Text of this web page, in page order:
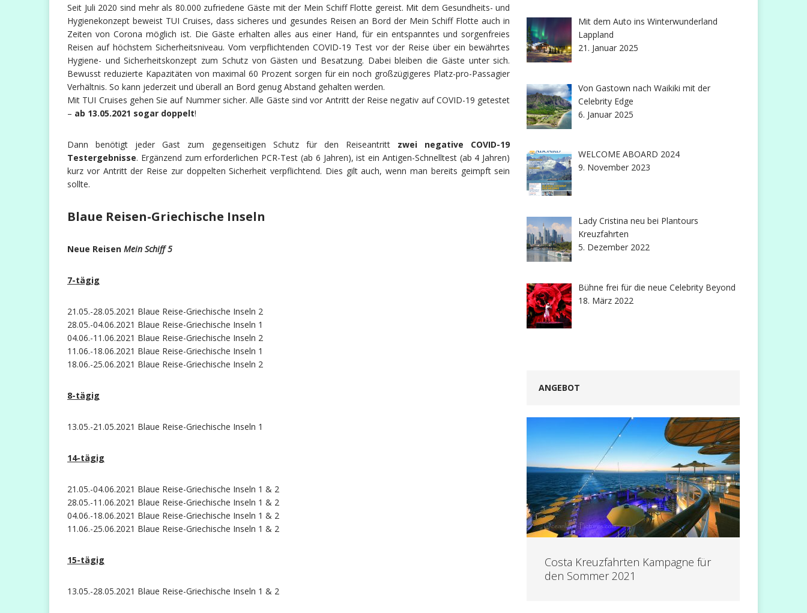
Seit Juli 2020 sind mehr als 80.000 zufriedene Gäste mit der Mein Schiff Flotte gereist. Mit dem Gesundheits- und
Hygienekonzept beweist TUI Cruises, dass sicheres und gesundes Reisen an Bord der Mein Schiff Flotte auch in
Zeiten von Corona möglich ist. Die Gäste erhalten alles aus einer Hand, für ein entspanntes und sorgenfreies
Reisen auf höchstem Sicherheitsniveau. Vom verpflichtenden COVID-19 Test vor der Reise über ein bewährtes
Hygiene- und Sicherheitskonzept zum Schutz von Gästen und Besatzung. Dabei bleiben die Gäste unter sich.
Bewusst reduzierte Kapazitäten von maximal 60 Prozent sorgen für ein noch großzügigeres Platz-pro-Passagier
Verhältnis. So kann jederzeit und überall an Bord genug Abstand gehalten werden.
Mit TUI Cruises gehen Sie auf Nummer sicher. Alle Gäste sind vor Antritt der Reise negativ auf COVID-19 getestet
– ab 13.05.2021 sogar doppelt!
Dann benötigt jeder Gast zum gegenseitigen Schutz für den Reiseantritt zwei negative COVID-19
Testergebnisse. Ergänzend zum erforderlichen PCR-Test (ab 6 Jahren), ist ein Antigen-Schnelltest (ab 4 Jahren)
kurz vor Antritt der Reise zur doppelten Sicherheit verpflichtend. Dies gilt auch, wenn man bereits geimpft sein
sollte.
Blaue Reisen-Griechische Inseln
Neue Reisen Mein Schiff 5
7-tägig
21.05.-28.05.2021 Blaue Reise-Griechische Inseln 2
28.05.-04.06.2021 Blaue Reise-Griechische Inseln 1
04.06.-11.06.2021 Blaue Reise-Griechische Inseln 2
11.06.-18.06.2021 Blaue Reise-Griechische Inseln 1
18.06.-25.06.2021 Blaue Reise-Griechische Inseln 2
8-tägig
13.05.-21.05.2021 Blaue Reise-Griechische Inseln 1
14-tägig
21.05.-04.06.2021 Blaue Reise-Griechische Inseln 1 & 2
28.05.-11.06.2021 Blaue Reise-Griechische Inseln 1 & 2
04.06.-18.06.2021 Blaue Reise-Griechische Inseln 1 & 2
11.06.-25.06.2021 Blaue Reise-Griechische Inseln 1 & 2
15-tägig
13.05.-28.05.2021 Blaue Reise-Griechische Inseln 1 & 2
Mit dem Auto ins Winterwunderland
Lappland
21. Januar 2025
Von Gastown nach Waikiki mit der
Celebrity Edge
6. Januar 2025
WELCOME ABOARD 2024
9. November 2023
Lady Cristina neu bei Plantours
Kreuzfahrten
5. Dezember 2022
Bühne frei für die neue Celebrity Beyond
18. März 2022
ANGEBOT
Costa Kreuzfahrten Kampagne für
den Sommer 2021